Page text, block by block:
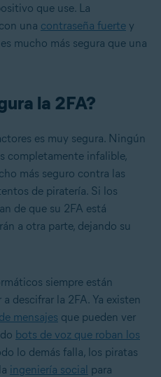
que use. La
una contraseña fuerte y
mucho más segura que una
la 2FA?
es muy segura. Ningún
completamente infalible,
más seguro contra las
de piratería. Si los
de que su 2FA está
a otra parte, dejando su
siempre están
descifrar la 2FA. Ya existen
mensajes que pueden ver
bots de voz que roban los
lo demás falla, los piratas
ingeniería social para